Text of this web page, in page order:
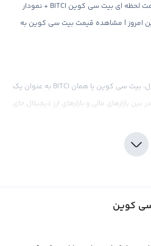
قیمت بیت سی کوین Bitcicoin + قیمت لحظه ای بیت سی کوین BITCI + نمودار
| مشاهده قیمت بیت سی کوین به
با رشد روز افزون صنعت ارزهای دیجیتال، بیت سی کوین یا همان BITCI به عنوان یک
بازارهای مالی و بازارهای ارز دیجیتال جای
تأثیر عرضه و تقاضای موجود در بازار ارز
از طریق صرافی‌ها یا از طریق شبکه های
و با ساختاری متفاوت از بیت کوینکوین